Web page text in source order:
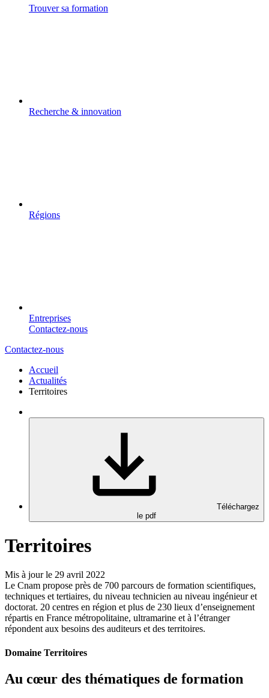
Trouver sa formation
Recherche & innovation
Régions
Entreprises
Contactez-nous
Contactez-nous
Accueil
Actualités
Territoires
Téléchargez
le pdf
Territoires
Mis à jour le 29 avril 2022
Le Cnam propose près de 700 parcours de formation scientifiques,
techniques et tertiaires, du niveau technicien au niveau ingénieur et
doctorat. 20 centres en région et plus de 230 lieux d’enseignement
répartis en France métropolitaine, ultramarine et à l’étranger
répondent aux besoins des auditeurs et des territoires.
Domaine Territoires
Au cœur des thématiques de formation